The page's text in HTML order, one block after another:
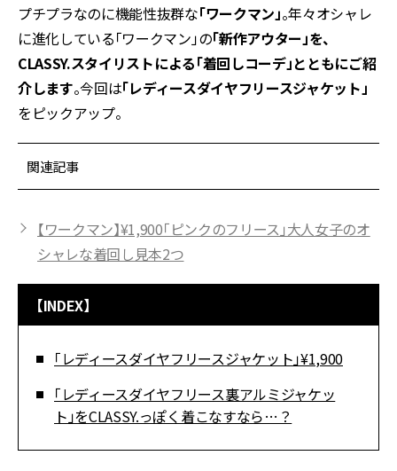
プチプラなのに機能性抜群な「ワークマン」。年々オシャレ
に進化している「ワークマン」の「新作アウター」を、
CLASSY.スタイリストによる「着回しコーデ」とともにご紹
介します。今回は「レディースダイヤフリースジャケット」
をピックアップ。
関連記事
【ワークマン】¥1,900「ピンクのフリース」大人女子のオ
シャレな着回し見本2つ
【INDEX】
「レディースダイヤフリースジャケット」¥1,900
「レディースダイヤフリース裏アルミジャケッ
ト」をCLASSY.っぽく着こなすなら…？